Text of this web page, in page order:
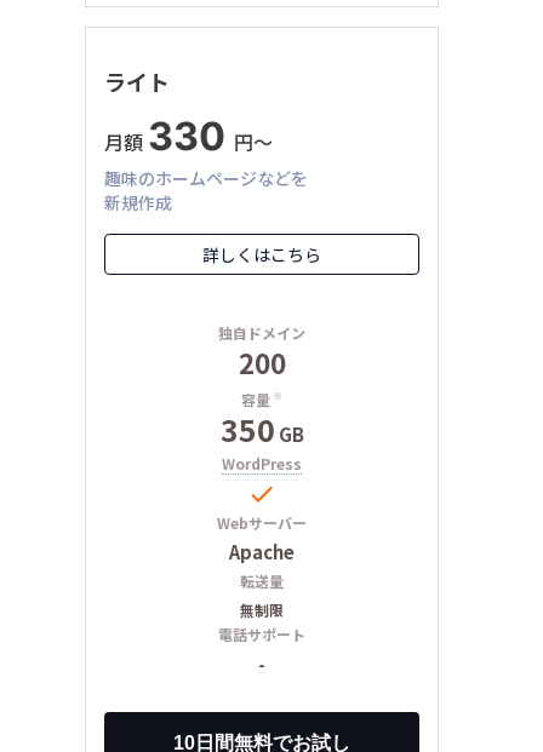
ライト
月額 330 円〜
趣味のホームページなどを
新規作成
詳しくはこちら
独自ドメイン
200
容量 ※
350 GB
WordPress

Webサーバー
Apache
転送量
無制限
電話サポート
-